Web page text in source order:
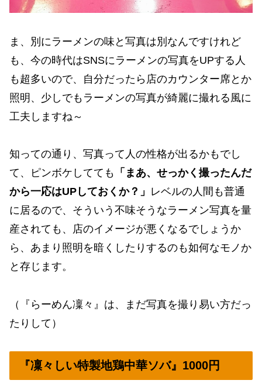
ま、別にラーメンの味と写真は別なんですけれど
も、今の時代はSNSにラーメンの写真をUPする人
も超多いので、自分だったら店のカウンター席とか
照明、少しでもラーメンの写真が綺麗に撮れる風に
工夫しますね～
知っての通り、写真って人の性格が出るかもでし
て、ピンボケしてても 「まあ、せっかく撮ったんだ
から一応はUPしておくか？」 レベルの人間も普通
に居るので、そういう不味そうなラーメン写真を量
産されても、店のイメージが悪くなるでしょうか
ら、あまり照明を暗くしたりするのも如何なモノか
と存じます。
（『らーめん凜々』は、まだ写真を撮り易い方だっ
たりして）
『凜々しい特製地鶏中華ソバ』1000円